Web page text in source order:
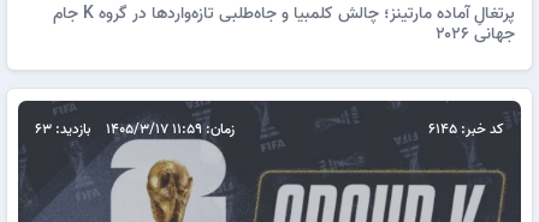
پرتغالِ آماده مارتینز؛ چالش کلمبیا و جاه‌طلبی تازه‌واردها در گروه K جام
جهانی ۲۰۲۶
کد خبر: 6145 زمان: 11:59 1405/3/17 بازدید: 63